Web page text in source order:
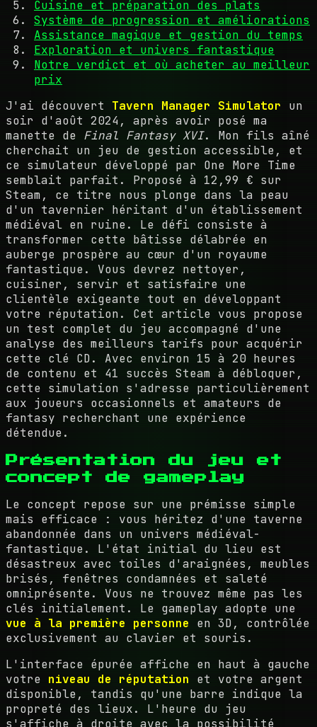
Cuisine et préparation des plats
Système de progression et améliorations
Assistance magique et gestion du temps
Exploration et univers fantastique
Notre verdict et où acheter au meilleur
prix
J'ai découvert Tavern Manager Simulator un
soir d'août 2024, après avoir posé ma
manette de Final Fantasy XVI. Mon fils aîné
cherchait un jeu de gestion accessible, et
ce simulateur développé par One More Time
semblait parfait. Proposé à 12,99 € sur
Steam, ce titre nous plonge dans la peau
d'un tavernier héritant d'un établissement
médiéval en ruine. Le défi consiste à
transformer cette bâtisse délabrée en
auberge prospère au cœur d'un royaume
fantastique. Vous devrez nettoyer,
cuisiner, servir et satisfaire une
clientèle exigeante tout en développant
votre réputation. Cet article vous propose
un test complet du jeu accompagné d'une
analyse des meilleurs tarifs pour acquérir
cette clé CD. Avec environ 15 à 20 heures
de contenu et 41 succès Steam à débloquer,
cette simulation s'adresse particulièrement
aux joueurs occasionnels et amateurs de
fantasy recherchant une expérience
détendue.
Présentation du jeu et
concept de gameplay
Le concept repose sur une prémisse simple
mais efficace : vous héritez d'une taverne
abandonnée dans un univers médiéval-
fantastique. L'état initial du lieu est
désastreux avec toiles d'araignées, meubles
brisés, fenêtres condamnées et saleté
omniprésente. Vous ne trouvez même pas les
clés initialement. Le gameplay adopte une
vue à la première personne en 3D, contrôlée
exclusivement au clavier et souris.
L'interface épurée affiche en haut à gauche
votre niveau de réputation et votre argent
disponible, tandis qu'une barre indique la
propreté des lieux. L'heure du jeu
s'affiche à droite avec la possibilité